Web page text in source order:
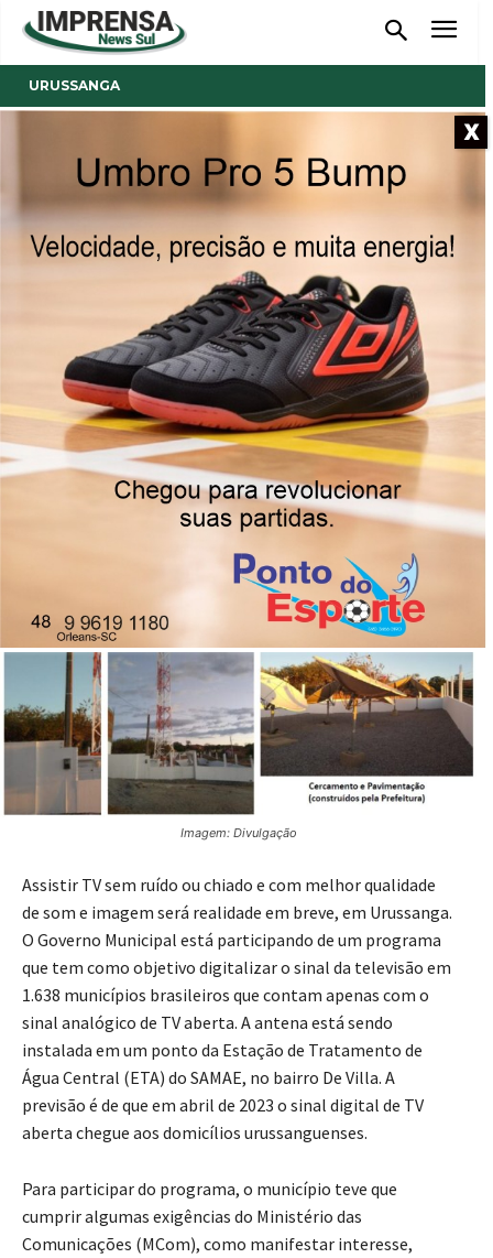
URUSSANGA
Sinal de TV digital próximo de
se tornar realidade em
Urussanga
Previsão é de que o sinal com melhor qualidade de
imagem e som, além de programação local, estejam
disponíveis em abril.
23/02/2023
Imagem: Divulgação
Assistir TV sem ruído ou chiado e com melhor qualidade
de som e imagem será realidade em breve, em Urussanga.
O Governo Municipal está participando de um programa
que tem como objetivo digitalizar o sinal da televisão em
1.638 municípios brasileiros que contam apenas com o
sinal analógico de TV aberta. A antena está sendo
instalada em um ponto da Estação de Tratamento de
Água Central (ETA) do SAMAE, no bairro De Villa. A
previsão é de que em abril de 2023 o sinal digital de TV
aberta chegue aos domicílios urussanguenses.
Para participar do programa, o município teve que
cumprir algumas exigências do Ministério das
Comunicações (MCom), como manifestar interesse,
X